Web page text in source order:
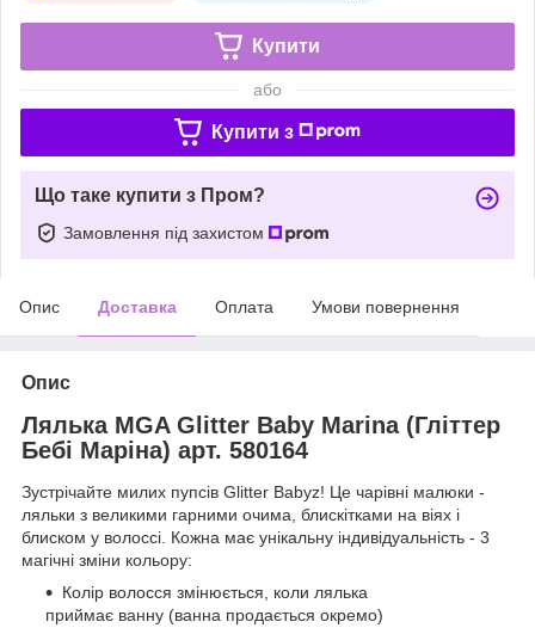
Купити
або
Купити з
Що таке купити з Пром?
Замовлення під захистом
Опис Доставка Оплата Умови повернення
Опис
Лялька MGA Glitter Baby Marina (Гліттер
Бебі Маріна) арт. 580164
Зустрічайте милих пупсів Glitter Babyz! Це чарівні малюки -
ляльки з великими гарними очима, блискітками на віях і
блиском у волоссі. Кожна має унікальну індивідуальність - 3
магічні зміни кольору:
Колір волосся змінюється, коли лялька
приймає ванну (ванна продається окремо)